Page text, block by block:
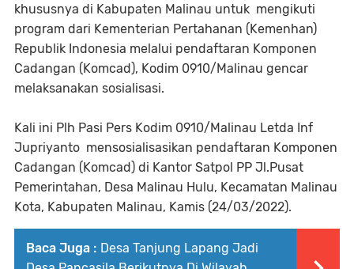
khususnya di Kabupaten Malinau untuk mengikuti
program dari Kementerian Pertahanan (Kemenhan)
Republik Indonesia melalui pendaftaran Komponen
Cadangan (Komcad), Kodim 0910/Malinau gencar
melaksanakan sosialisasi.
Kali ini Plh Pasi Pers Kodim 0910/Malinau Letda Inf
Jupriyanto mensosialisasikan pendaftaran Komponen
Cadangan (Komcad) di Kantor Satpol PP Jl.Pusat
Pemerintahan, Desa Malinau Hulu, Kecamatan Malinau
Kota, Kabupaten Malinau, Kamis (24/03/2022).
Baca Juga : Desa Tanjung Lapang Jadi